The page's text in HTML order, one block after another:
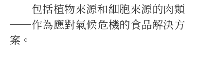
──包括植物來源和細胞來源的肉類
──作為應對氣候危機的食品解決方
案。